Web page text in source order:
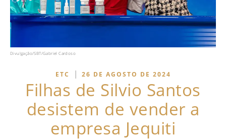
Divulgação/SBT/Gabriel Cardoso
ETC | 26 DE AGOSTO DE 2024
Filhas de Silvio Santos
desistem de vender a
empresa Jequiti